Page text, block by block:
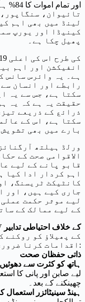
اور
تائیوان،
لینڈ میں بھی اہم
کینیڈا اور یورپ
پھیل چکا ہے۔
انفیکشن اور اہم
ہے۔ یہ وائرس سانس
رابطے اور انسان
سکتا ہے، جس سے یہ
حقیقت یہ ہے کہ یہ
ذرائع کے ذریعے
سکتا ہے، اس کے
بارے میں بھی تشویش
ورلڈ ہیلتھ
الاقوامی صحت کے
قابو پانے کے لیے
اہم کردار ادا کیا
کانٹیکٹ ٹریسنگ،
جاری کیے ہیں، اور
لیے موثر حکمت
کے لیے ممالک کے
SARS-CoV کے خلاف احتیاطی تدابیر
اقدامات کرنا ضروری ہے:
ذاتی حفظان صحت
ہاتھ کو کثرت سے
لیے صابن اور پانی کا
چھینکنے کے بعد۔
ہینڈ سینیٹائزر استعمال